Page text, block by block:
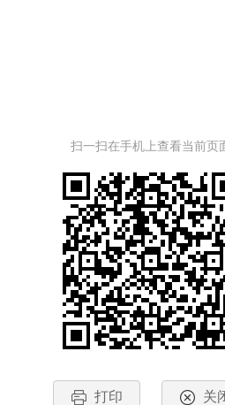
扫一扫在手机上查看当前页
打印 关